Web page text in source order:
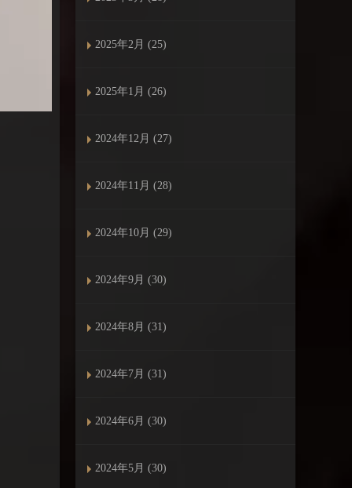
2025年2月 (25)
2025年1月 (26)
2024年12月 (27)
2024年11月 (28)
2024年10月 (29)
2024年9月 (30)
2024年8月 (31)
2024年7月 (31)
2024年6月 (30)
2024年5月 (30)